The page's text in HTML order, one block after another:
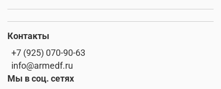
Контакты
+7 (925) 070-90-63
info@armedf.ru
Мы в соц. сетях